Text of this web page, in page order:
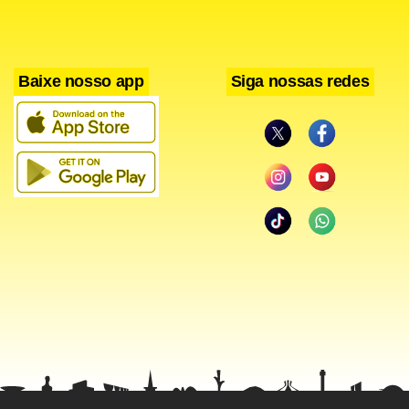
arrecadação do Estado de São Paulo neste mês em R$ 700
Baixe nosso app Siga nossas redes